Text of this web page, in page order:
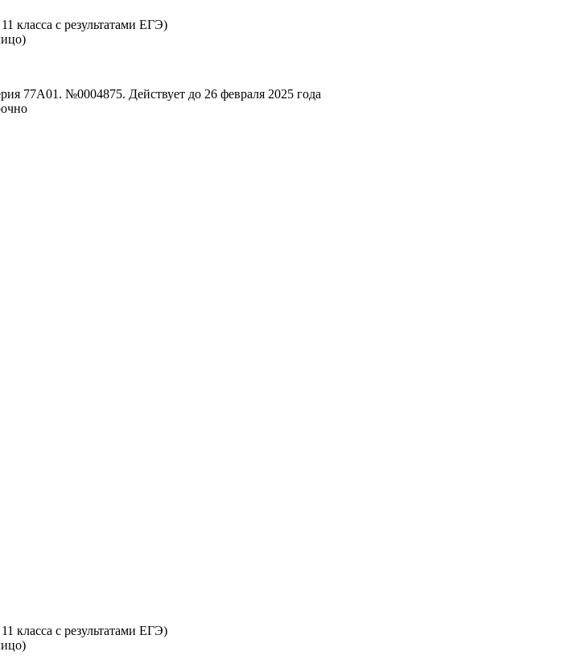
класса с результатами ЕГЭ)
77А01. №0004875. Действует до 26 февраля 2025 года
класса с результатами ЕГЭ)